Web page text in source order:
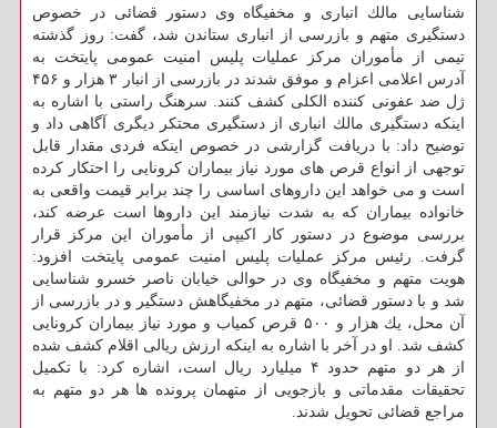
شناسایی مالك انباری و مخفیگاه وی دستور قضائی در خصوص
دستگیری متهم و بازرسی از انباری ستاندن شد، گفت: روز گذشته
تیمی از مأموران مركز عملیات پلیس امنیت عمومی پایتخت به
آدرس اعلامی اعزام و موفق شدند در بازرسی از انبار ۳ هزار و ۴۵۶
ژل ضد عفونی كننده الكلی كشف كنند. سرهنگ راستی با اشاره به
اینكه دستگیری مالك انباری از دستگیری محتكر دیگری آگاهی داد و
توضیح داد: با دریافت گزارشی در خصوص اینكه فردی مقدار قابل
توجهی از انواع قرص های مورد نیاز بیماران كرونایی را احتكار كرده
است و می خواهد این داروهای اساسی را چند برابر قیمت واقعی به
خانواده بیماران كه به شدت نیازمند این داروها است عرضه كند،
بررسی موضوع در دستور كار اكیپی از مأموران این مركز قرار
گرفت. رئیس مركز عملیات پلیس امنیت عمومی پایتخت افزود:
هویت متهم و مخفیگاه وی در حوالی خیابان ناصر خسرو شناسایی
شد و با دستور قضائی، متهم در مخفیگاهش دستگیر و در بازرسی از
آن محل، یك هزار و ۵۰۰ قرص كمیاب و مورد نیاز بیماران كرونایی
كشف شد. او در آخر با اشاره به اینكه ارزش ریالی اقلام كشف شده
از هر دو متهم حدود ۴ میلیارد ریال است، اشاره كرد: با تكمیل
تحقیقات مقدماتی و بازجویی از متهمان پرونده ها هر دو متهم به
مراجع قضائی تحویل شدند.